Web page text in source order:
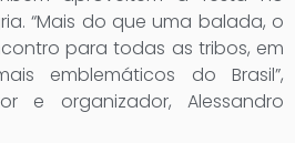
“Mais do que uma balada, o
para todas as tribos, em
emblemáticos do Brasil”,
e organizador, Alessandro